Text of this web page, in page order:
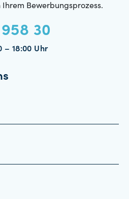
Bewerbungsprozess.
30
– 18:00 Uhr